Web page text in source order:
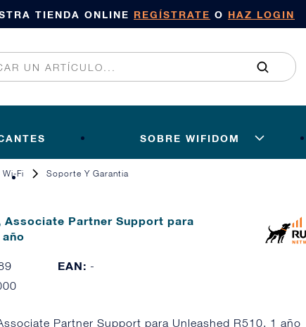
TIENDA ONLINE REGÍSTRATE O HAZ LOGIN
SOBRE WIFIDOM
Wi-Fi Soporte Y Garantia
Associate Partner Support para
año
EAN: -
Partner Support para Unleashed R510, 1 año